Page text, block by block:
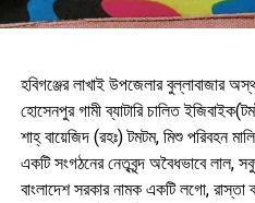
হবিগঞ্জের লাখাই উপজেলার বুল্লাবাজার
হোসেনপুর গামী ব্যাটারি চালিত
শাহ্ বায়েজিদ (রহঃ) টমটম, মিশু পরিবহন
একটি সংগঠনের নেতৃবৃন্দ অবৈধভাবে লাল,
বাংলাদেশ সরকার নামক একটি লগো, রাস্তা